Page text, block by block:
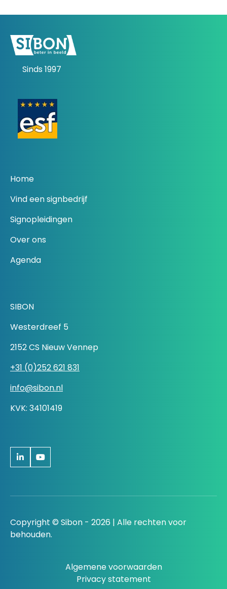
Sinds 1997
Home
Vind een signbedrijf
Signopleidingen
Over ons
Agenda
SIBON
Westerdreef 5
2152 CS Nieuw Vennep
+31 (0)252 621 831
info@sibon.nl
KVK: 34101419
Copyright © Sibon - 2026 | Alle rechten voor
behouden.
Algemene voorwaarden
Privacy statement